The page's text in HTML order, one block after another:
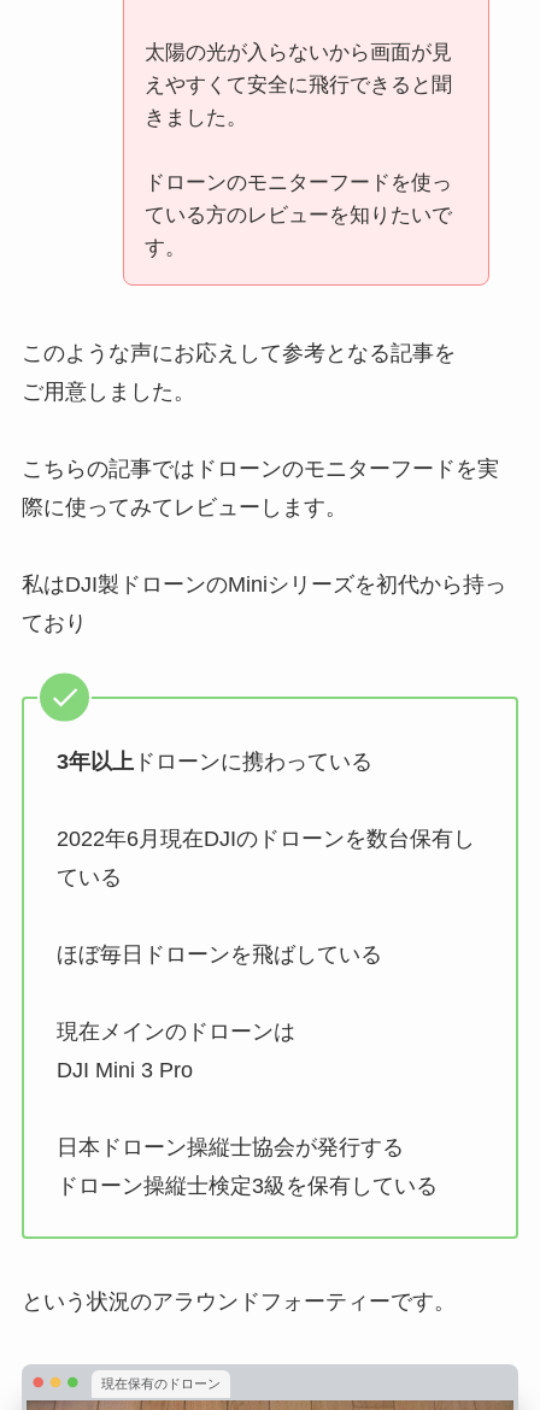
太陽の光が入らないから画面が見
えやすくて安全に飛行できると聞
きました。
ドローンのモニターフードを使っ
ている方のレビューを知りたいで
す。
このような声にお応えして参考となる記事を
ご用意しました。
こちらの記事ではドローンのモニターフードを実
際に使ってみてレビューします。
私はDJI製ドローンのMiniシリーズを初代から持っ
ており
3年以上 ドローンに携わっている
2022年6月現在DJIのドローンを数台保有し
ている
ほぼ毎日ドローンを飛ばしている
現在メインのドローンは
DJI Mini 3 Pro
日本ドローン操縦士協会が発行する
ドローン操縦士検定3級を保有している
という状況のアラウンドフォーティーです。
現在保有のドローン